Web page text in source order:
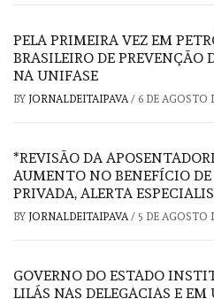
PELA PRIMEIRA VEZ EM
BRASILEIRO DE
NA UNIFASE
BY JORNALDEITAIPAVA/ 6 DE AGOSTO
*REVISÃO DA
AUMENTO NO BENEFÍCIO DE
PRIVADA, ALERTA
BY JORNALDEITAIPAVA/ 5 DE AGOSTO
GOVERNO DO ESTADO
LILÁS NAS DELEGACIAS E